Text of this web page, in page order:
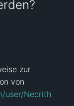
zur
von
user/Necrith